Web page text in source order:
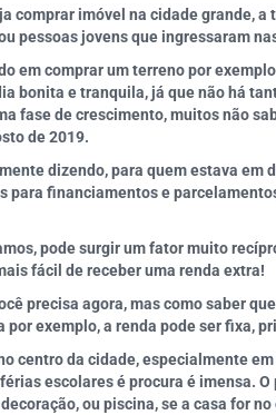
comprar imóvel na cidade grande,
pessoas jovens que ingressaram
em comprar um terreno por
bonita e tranquila, já que não há
fase de crescimento, muitos não
de 2019.
dizendo, para quem estava
para financiamentos e
pode surgir um fator muito
fácil de receber uma renda extra!
precisa agora, mas como saber
por exemplo, a renda pode ser fixa,
centro da cidade, especialmente
escolares é procura é imensa.
ou piscina, se a casa for no